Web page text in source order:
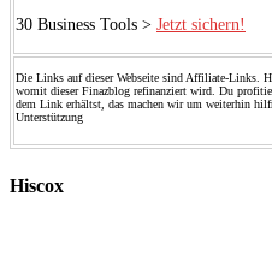
30 Business Tools > Jetzt sichern!
Die Links auf dieser Webseite sind Affiliate-Links.
womit dieser Finazblog refinanziert wird. Du
dem Link erhältst, das machen wir um weiterhin
Unterstützung
Hiscox